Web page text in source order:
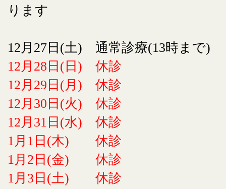
ります
12月27日(土) 通常診療(13時まで)
12月28日(日) 休診
12月29日(月) 休診
12月30日(火) 休診
12月31日(水) 休診
1月1日(木) 休診
1月2日(金) 休診
1月3日(土) 休診